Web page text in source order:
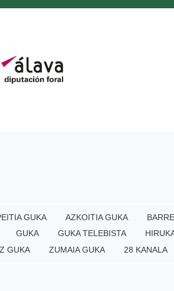
GUKA AZKOITIA GUKA
GUKA
GUKA TELEBISTA
GUKA
ZUMAIA GUKA 28 KANALA